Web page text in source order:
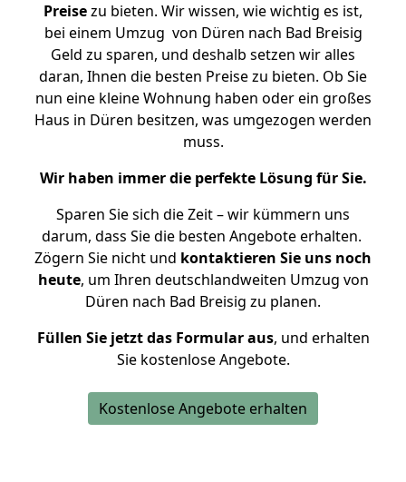
Preisezu bieten. Wir wissen, wie wichtig es ist,
bei einem Umzug von Düren nach Bad Breisig
Geld zu sparen, und deshalb setzen wir alles
daran, Ihnen die besten Preise zu bieten. Ob Sie
nun eine kleine Wohnung haben oder ein großes
Haus in Düren besitzen, was umgezogen werden
muss.
Wir haben immer die perfekte Lösung für Sie.
Sparen Sie sich die Zeit – wir kümmern uns
darum, dass Sie die besten Angebote erhalten.
Zögern Sie nicht und kontaktieren Sie uns noch
heute, um Ihren deutschlandweiten Umzug von
Düren nach Bad Breisig zu planen.
Füllen Sie jetzt das Formular aus, und erhalten
Sie kostenlose Angebote.
Kostenlose Angebote erhalten